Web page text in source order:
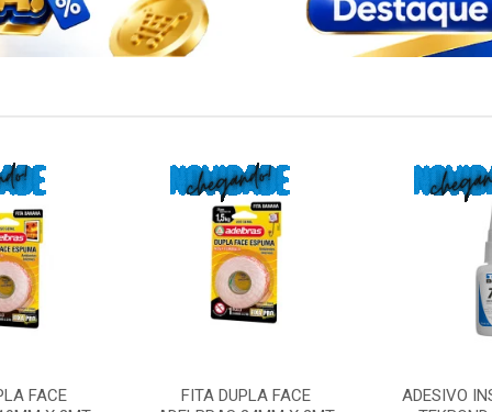
FACE
FITA DUPLA FACE
ADESIVO